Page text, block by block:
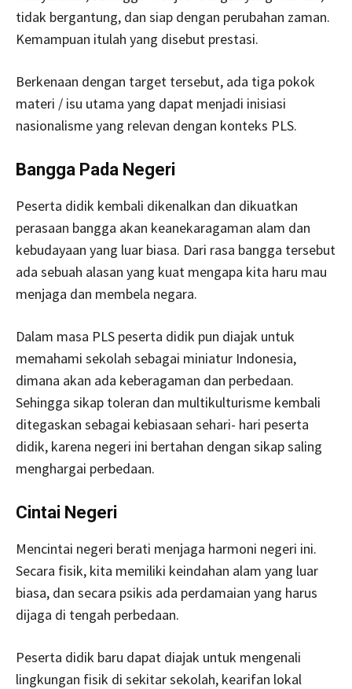
tidak bergantung, dan siap dengan perubahan zaman.
Kemampuan itulah yang disebut prestasi.
Berkenaan dengan target tersebut, ada tiga pokok
materi / isu utama yang dapat menjadi inisiasi
nasionalisme yang relevan dengan konteks PLS.
Bangga Pada Negeri
Peserta didik kembali dikenalkan dan dikuatkan
perasaan bangga akan keanekaragaman alam dan
kebudayaan yang luar biasa. Dari rasa bangga tersebut
ada sebuah alasan yang kuat mengapa kita haru mau
menjaga dan membela negara.
Dalam masa PLS peserta didik pun diajak untuk
memahami sekolah sebagai miniatur Indonesia,
dimana akan ada keberagaman dan perbedaan.
Sehingga sikap toleran dan multikulturisme kembali
ditegaskan sebagai kebiasaan sehari- hari peserta
didik, karena negeri ini bertahan dengan sikap saling
menghargai perbedaan.
Cintai Negeri
Mencintai negeri berati menjaga harmoni negeri ini.
Secara fisik, kita memiliki keindahan alam yang luar
biasa, dan secara psikis ada perdamaian yang harus
dijaga di tengah perbedaan.
Peserta didik baru dapat diajak untuk mengenali
lingkungan fisik di sekitar sekolah, kearifan lokal